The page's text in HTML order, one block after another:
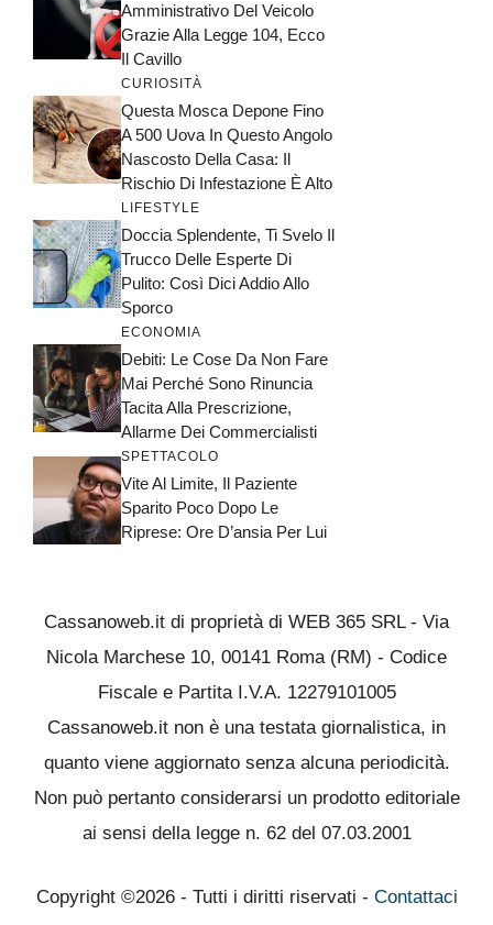
Amministrativo Del Veicolo
Grazie Alla Legge 104, Ecco
Il Cavillo
CURIOSITÀ
Questa Mosca Depone Fino
A 500 Uova In Questo Angolo
Nascosto Della Casa: Il
Rischio Di Infestazione È Alto
LIFESTYLE
Doccia Splendente, Ti Svelo Il
Trucco Delle Esperte Di
Pulito: Così Dici Addio Allo
Sporco
ECONOMIA
Debiti: Le Cose Da Non Fare
Mai Perché Sono Rinuncia
Tacita Alla Prescrizione,
Allarme Dei Commercialisti
SPETTACOLO
Vite Al Limite, Il Paziente
Sparito Poco Dopo Le
Riprese: Ore D’ansia Per Lui
Cassanoweb.it di proprietà di WEB 365 SRL - Via
Nicola Marchese 10, 00141 Roma (RM) - Codice
Fiscale e Partita I.V.A. 12279101005
Cassanoweb.it non è una testata giornalistica, in
quanto viene aggiornato senza alcuna periodicità.
Non può pertanto considerarsi un prodotto editoriale
ai sensi della legge n. 62 del 07.03.2001
Copyright ©2026 - Tutti i diritti riservati - Contattaci